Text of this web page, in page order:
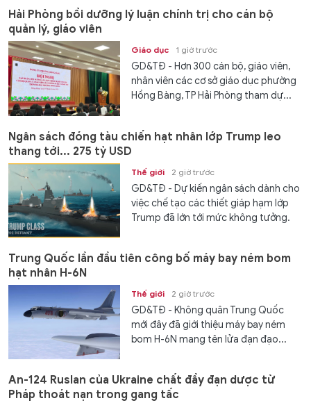
Hải Phòng bồi dưỡng lý luận chính trị cho cán bộ
quản lý, giáo viên
Giáo dục 1 giờ trước
GD&TĐ - Hơn 300 cán bộ, giáo viên,
nhân viên các cơ sở giáo dục phường
Hồng Bàng, TP Hải Phòng tham dự...
Ngân sách đóng tàu chiến hạt nhân lớp Trump leo
thang tới... 275 tỷ USD
Thế giới 2 giờ trước
GD&TĐ - Dự kiến ngân sách dành cho
việc chế tạo các thiết giáp hạm lớp
Trump đã lớn tới mức không tưởng.
Trung Quốc lần đầu tiên công bố máy bay ném bom
hạt nhân H-6N
Thế giới 2 giờ trước
GD&TĐ - Không quân Trung Quốc
mới đây đã giới thiệu máy bay ném
bom H-6N mang tên lửa đạn đạo...
An-124 Ruslan của Ukraine chất đầy đạn dược từ
Pháp thoát nạn trong gang tấc